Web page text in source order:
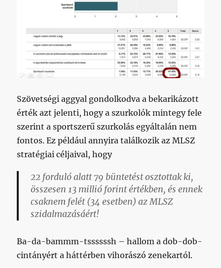
Szövetségi aggyal gondolkodva a bekarikázott
érték azt jelenti, hogy a szurkolók mintegy fele
szerint a sportszerű szurkolás egyáltalán nem
fontos. Ez például annyira találkozik az MLSZ
stratégiai céljaival, hogy
22 forduló alatt 79 büntetést osztottak ki,
összesen 13 millió forint értékben, és ennek
csaknem felét (34 esetben) az MLSZ
szidalmazásáért!
Ba-da-bammm-tssssssh – hallom a dob-dob-
cintányért a háttérben vihorászó zenekartól.